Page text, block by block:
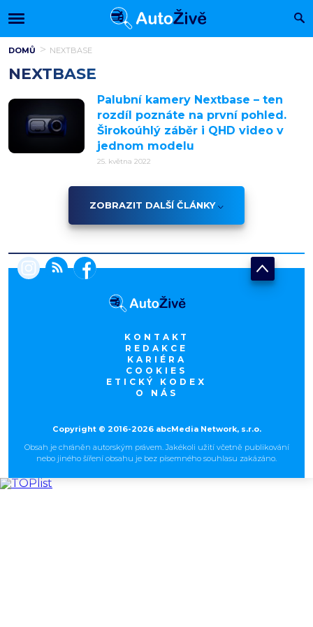
DOMŮ NEXTBASE
NEXTBASE
Palubní kamery Nextbase – ten
rozdíl poznáte na první pohled.
Širokoúhlý záběr i QHD video v
jednom modelu
25. května 2022
ZOBRAZIT DALŠÍ ČLÁNKY
KONTAKT
REDAKCE
KARIÉRA
COOKIES
ETICKÝ KODEX
O NÁS
Copyright © 2016-2026 abcMedia Network, s.r.o.
Obsah je chráněn autorským právem. Jakékoli užití včetně publikování
nebo jiného šíření obsahu je bez písemného souhlasu zakázáno.